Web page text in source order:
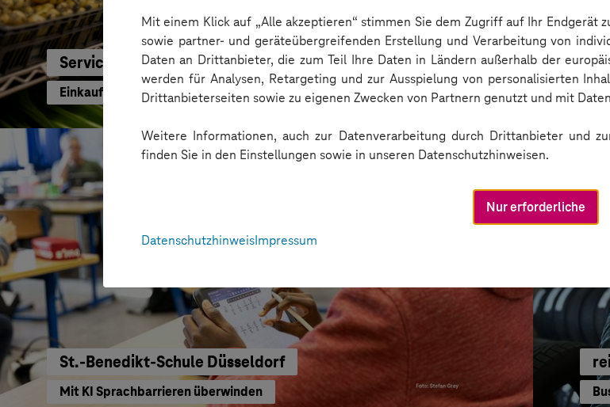
Mit einem Klick auf „Alle akzeptieren“ stimmen Sie dem Zugriff auf Ihr Endgerät
sowie partner- und geräteübergreifenden Erstellung und Verarbeitung von
Daten an Drittanbieter, die zum Teil Ihre Daten in Ländern außerhalb der
werden für Analysen, Retargeting und zur Ausspielung von personalisierten
Drittanbieterseiten sowie zu eigenen Zwecken von Partnern genutzt und mit
Weitere Informationen, auch zur Datenverarbeitung durch Drittanbieter und
finden Sie in den Einstellungen sowie in unseren Datenschutzhinweisen.
Nur erforderliche
DatenschutzhinweisImpressum
Service-Bund
Einkaufen mit KI neu gedacht KI
St.-Benedikt-Schule Düsseldorf
Mit KI Sprachbarrieren überwinden